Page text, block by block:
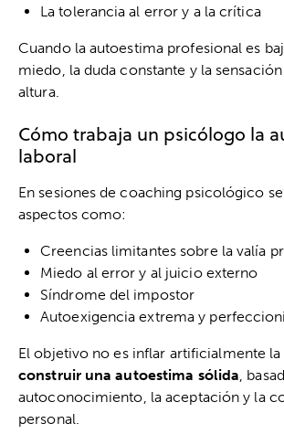
La tolerancia al error y a la crítica
Cuando la autoestima profesional es
miedo, la duda constante y la
altura.
Cómo trabaja un psicólogo la
laboral
En sesiones de coaching psicológico
aspectos como:
Creencias limitantes sobre la valía
Miedo al error y al juicio externo
Síndrome del impostor
Autoexigencia extrema y
El objetivo no es inflar artificialmente la
construir una autoestima sólida,
autoconocimiento, la aceptación y la
personal.